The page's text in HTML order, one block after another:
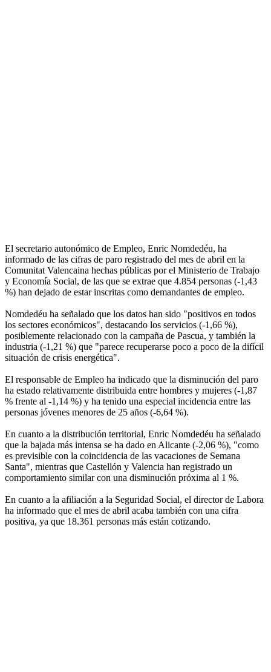
El secretario autonómico de Empleo, Enric Nomdedéu, ha
informado de las cifras de paro registrado del mes de abril en la
Comunitat Valencaina hechas públicas por el Ministerio de Trabajo
y Economía Social, de las que se extrae que 4.854 personas (-1,43
%) han dejado de estar inscritas como demandantes de empleo.
Nomdedéu ha señalado que los datos han sido "positivos en todos
los sectores económicos", destacando los servicios (-1,66 %),
posiblemente relacionado con la campaña de Pascua, y también la
industria (-1,21 %) que "parece recuperarse poco a poco de la difícil
situación de crisis energética".
El responsable de Empleo ha indicado que la disminución del paro
ha estado relativamente distribuida entre hombres y mujeres (-1,87
% frente al -1,14 %) y ha tenido una especial incidencia entre las
personas jóvenes menores de 25 años (-6,64 %).
En cuanto a la distribución territorial, Enric Nomdedéu ha señalado
que la bajada más intensa se ha dado en Alicante (-2,06 %), "como
es previsible con la coincidencia de las vacaciones de Semana
Santa", mientras que Castellón y Valencia han registrado un
comportamiento similar con una disminución próxima al 1 %.
En cuanto a la afiliación a la Seguridad Social, el director de Labora
ha informado que el mes de abril acaba también con una cifra
positiva, ya que 18.361 personas más están cotizando.